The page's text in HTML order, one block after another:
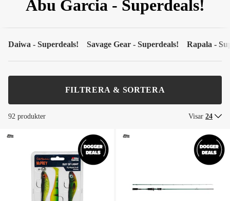
Abu Garcia - Superdeals!
Daiwa - Superdeals! Savage Gear - Superdeals! Rapala -
FILTRERA & SORTERA
92 produkter Visar 24